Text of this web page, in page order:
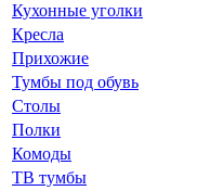
Кухонные уголки
Кресла
Прихожие
Тумбы под обувь
Столы
Полки
Комоды
ТВ тумбы